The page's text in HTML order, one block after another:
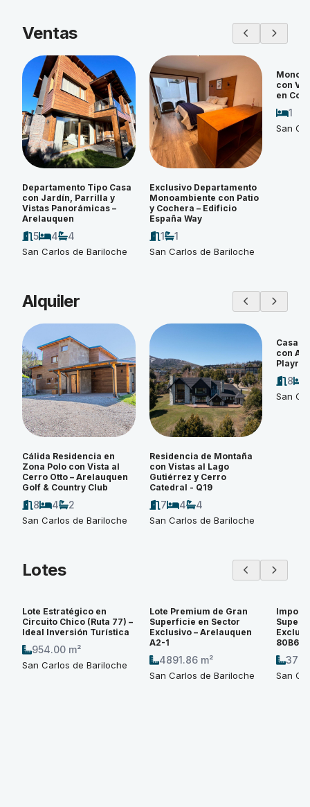
Ventas
Departamento Tipo Casa
con Jardín, Parrilla y
Vistas Panorámicas –
Arelauquen
5 4 4
San Carlos de Bariloche
Exclusivo Departamento
Monoambiente con Patio
y Cochera – Edificio
España Way
1 1
San Carlos de Bariloche
con
en
1
San
Alquiler
Cálida Residencia en
Zona Polo con Vista al
Cerro Otto – Arelauquen
Golf & Country Club
8 4 2
San Carlos de Bariloche
Residencia de Montaña
con Vistas al Lago
Gutiérrez y Cerro
Catedral - Q19
7 4 4
San Carlos de Bariloche
Casa
con
8
San
Lotes
Lote Estratégico en
Circuito Chico (Ruta 77) –
Ideal Inversión Turística
954.00 m²
San Carlos de Bariloche
Lote Premium de Gran
Superficie en Sector
Exclusivo – Arelauquen
A2-1
4891.86 m²
San Carlos de Bariloche
80B6
San